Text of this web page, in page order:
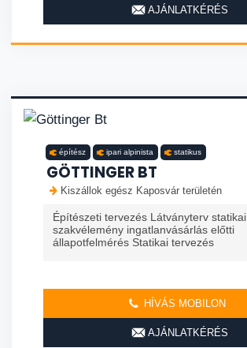
AJÁNLATKÉRÉS
építész ipari alpinista statikus
GÖTTINGER BT
Kiszállok egész Kaposvár területén
Építészeti tervezés Látványterv statikai
szakvélemény ingatlanvásárlás előtti
állapotfelmérés Statikai tervezés
HÍVÁS MOBILON
AJÁNLATKÉRÉS